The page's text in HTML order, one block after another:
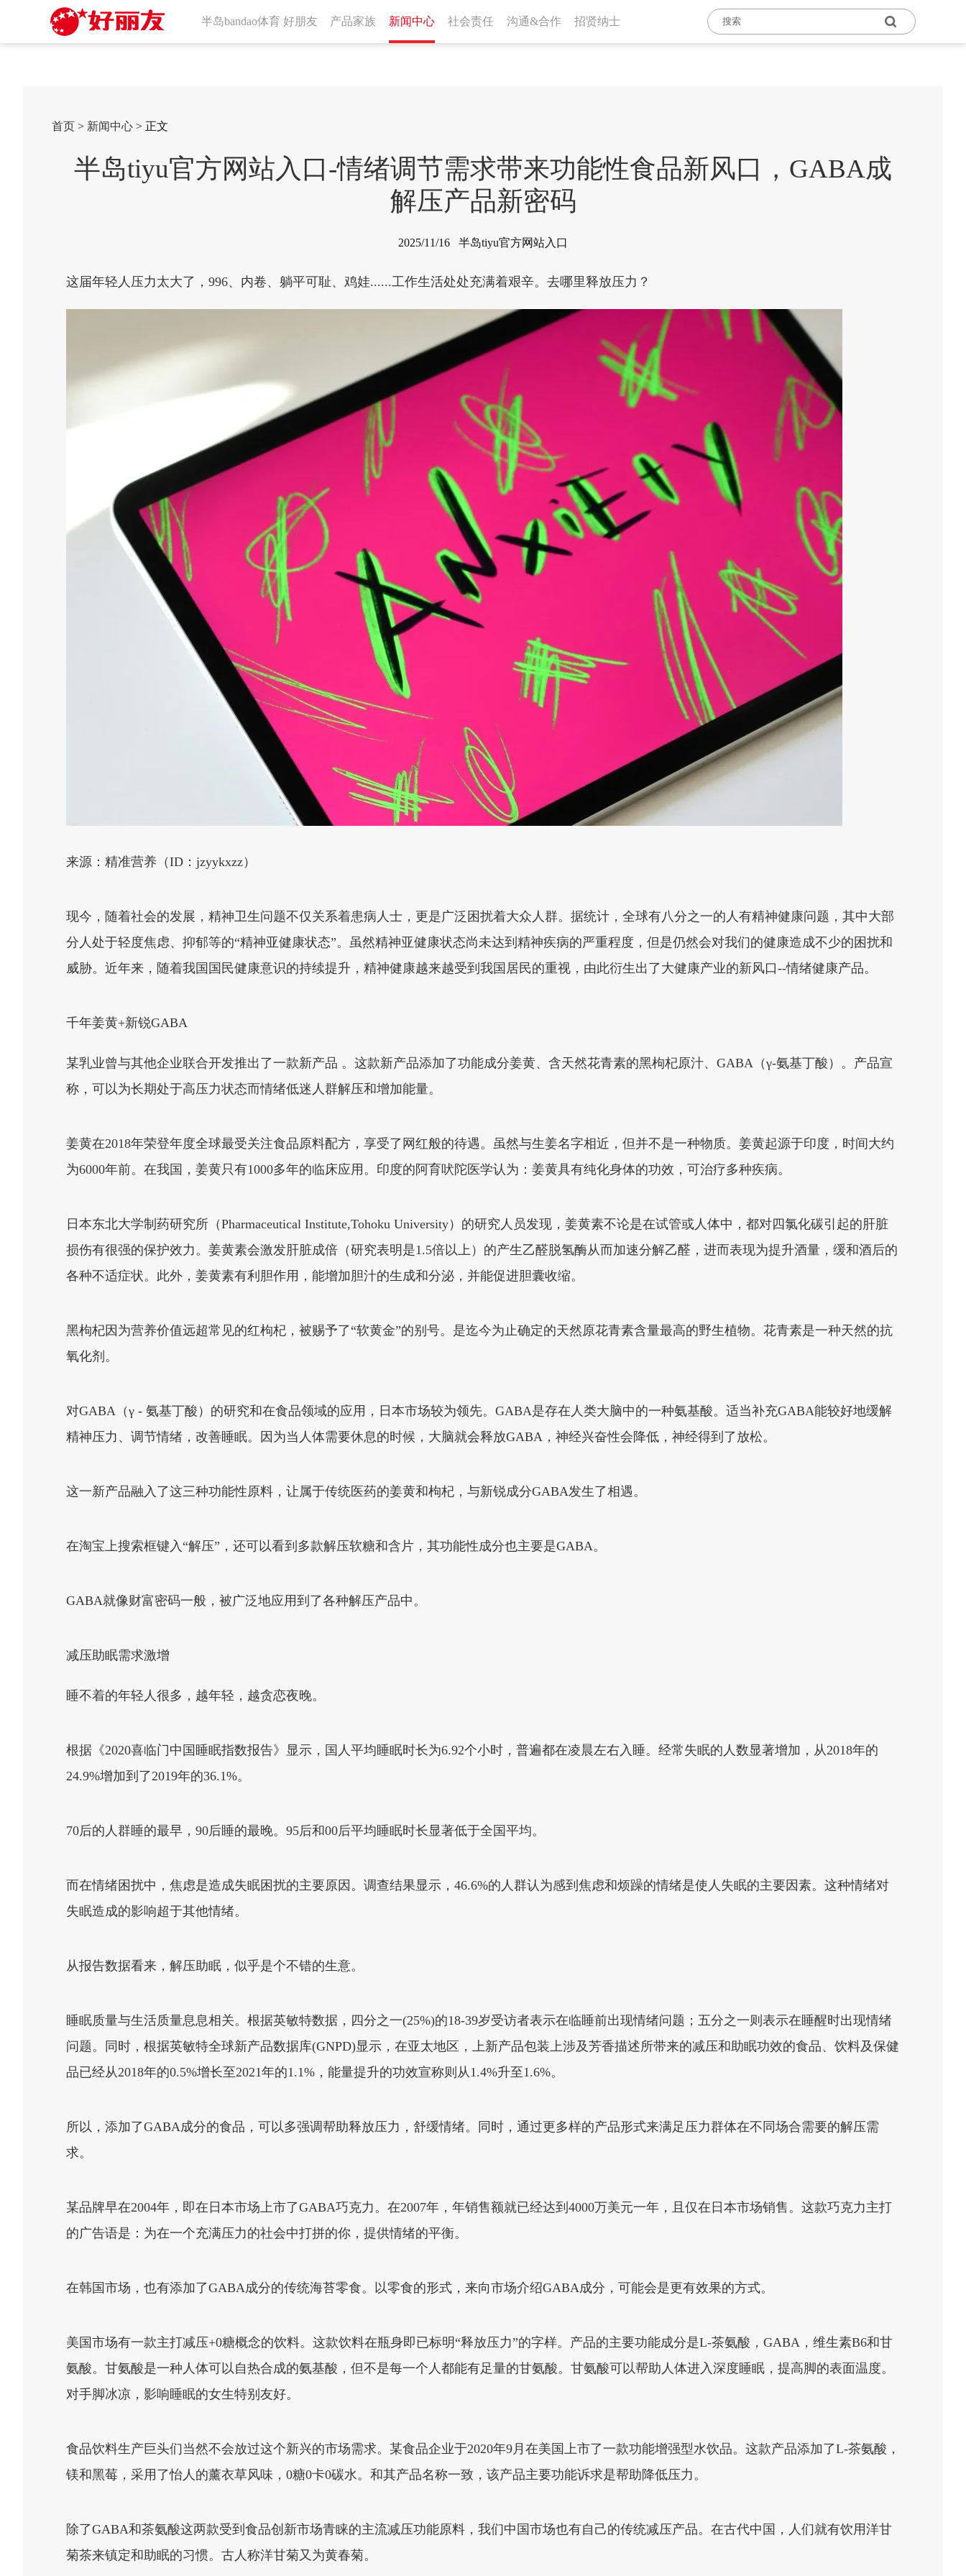
半岛bandao体育 好朋友 产品家族 新闻中心 社会责任 沟通&合作 招贤纳士
首页 > 新闻中心 > 正文
半岛tiyu官方网站入口-情绪调节需求带来功能性食品新风口，GABA成
解压产品新密码
2025/11/16 半岛tiyu官方网站入口
这届年轻人压力太大了，996、内卷、躺平可耻、鸡娃......工作生活处处充满着艰辛。去哪里释放压力？
来源：精准营养（ID：jzyykxzz）
现今，随着社会的发展，精神卫生问题不仅关系着患病人士，更是广泛困扰着大众人群。据统计，全球有八分之一的人有精神健康问题，其中大部
分人处于轻度焦虑、抑郁等的“精神亚健康状态”。虽然精神亚健康状态尚未达到精神疾病的严重程度，但是仍然会对我们的健康造成不少的困扰和
威胁。近年来，随着我国国民健康意识的持续提升，精神健康越来越受到我国居民的重视，由此衍生出了大健康产业的新风口--情绪健康产品。
千年姜黄+新锐GABA
某乳业曾与其他企业联合开发推出了一款新产品 。这款新产品添加了功能成分姜黄、含天然花青素的黑枸杞原汁、GABA（γ-氨基丁酸）。产品宣
称，可以为长期处于高压力状态而情绪低迷人群解压和增加能量。
姜黄在2018年荣登年度全球最受关注食品原料配方，享受了网红般的待遇。虽然与生姜名字相近，但并不是一种物质。姜黄起源于印度，时间大约
为6000年前。在我国，姜黄只有1000多年的临床应用。印度的阿育吠陀医学认为：姜黄具有纯化身体的功效，可治疗多种疾病。
日本东北大学制药研究所（Pharmaceutical Institute,Tohoku University）的研究人员发现，姜黄素不论是在试管或人体中，都对四氯化碳引起的肝脏
损伤有很强的保护效力。姜黄素会激发肝脏成倍（研究表明是1.5倍以上）的产生乙醛脱氢酶从而加速分解乙醛，进而表现为提升酒量，缓和酒后的
各种不适症状。此外，姜黄素有利胆作用，能增加胆汁的生成和分泌，并能促进胆囊收缩。
黑枸杞因为营养价值远超常见的红枸杞，被赐予了“软黄金”的别号。是迄今为止确定的天然原花青素含量最高的野生植物。花青素是一种天然的抗
氧化剂。
对GABA（γ - 氨基丁酸）的研究和在食品领域的应用，日本市场较为领先。GABA是存在人类大脑中的一种氨基酸。适当补充GABA能较好地缓解
精神压力、调节情绪，改善睡眠。因为当人体需要休息的时候，大脑就会释放GABA，神经兴奋性会降低，神经得到了放松。
这一新产品融入了这三种功能性原料，让属于传统医药的姜黄和枸杞，与新锐成分GABA发生了相遇。
在淘宝上搜索框键入“解压”，还可以看到多款解压软糖和含片，其功能性成分也主要是GABA。
GABA就像财富密码一般，被广泛地应用到了各种解压产品中。
减压助眠需求激增
睡不着的年轻人很多，越年轻，越贪恋夜晚。
根据《2020喜临门中国睡眠指数报告》显示，国人平均睡眠时长为6.92个小时，普遍都在凌晨左右入睡。经常失眠的人数显著增加，从2018年的
24.9%增加到了2019年的36.1%。
70后的人群睡的最早，90后睡的最晚。95后和00后平均睡眠时长显著低于全国平均。
而在情绪困扰中，焦虑是造成失眠困扰的主要原因。调查结果显示，46.6%的人群认为感到焦虑和烦躁的情绪是使人失眠的主要因素。这种情绪对
失眠造成的影响超于其他情绪。
从报告数据看来，解压助眠，似乎是个不错的生意。
睡眠质量与生活质量息息相关。根据英敏特数据，四分之一(25%)的18-39岁受访者表示在临睡前出现情绪问题；五分之一则表示在睡醒时出现情绪
问题。同时，根据英敏特全球新产品数据库(GNPD)显示，在亚太地区，上新产品包装上涉及芳香描述所带来的减压和助眠功效的食品、饮料及保健
品已经从2018年的0.5%增长至2021年的1.1%，能量提升的功效宣称则从1.4%升至1.6%。
所以，添加了GABA成分的食品，可以多强调帮助释放压力，舒缓情绪。同时，通过更多样的产品形式来满足压力群体在不同场合需要的解压需
求。
某品牌早在2004年，即在日本市场上市了GABA巧克力。在2007年，年销售额就已经达到4000万美元一年，且仅在日本市场销售。这款巧克力主打
的广告语是：为在一个充满压力的社会中打拼的你，提供情绪的平衡。
在韩国市场，也有添加了GABA成分的传统海苔零食。以零食的形式，来向市场介绍GABA成分，可能会是更有效果的方式。
美国市场有一款主打减压+0糖概念的饮料。这款饮料在瓶身即已标明“释放压力”的字样。产品的主要功能成分是L-茶氨酸，GABA，维生素B6和甘
氨酸。甘氨酸是一种人体可以自热合成的氨基酸，但不是每一个人都能有足量的甘氨酸。甘氨酸可以帮助人体进入深度睡眠，提高脚的表面温度。
对手脚冰凉，影响睡眠的女生特别友好。
食品饮料生产巨头们当然不会放过这个新兴的市场需求。某食品企业于2020年9月在美国上市了一款功能增强型水饮品。这款产品添加了L-茶氨酸，
镁和黑莓，采用了怡人的薰衣草风味，0糖0卡0碳水。和其产品名称一致，该产品主要功能诉求是帮助降低压力。
除了GABA和茶氨酸这两款受到食品创新市场青睐的主流减压功能原料，我们中国市场也有自己的传统减压产品。在古代中国，人们就有饮用洋甘
菊茶来镇定和助眠的习惯。古人称洋甘菊又为黄春菊。